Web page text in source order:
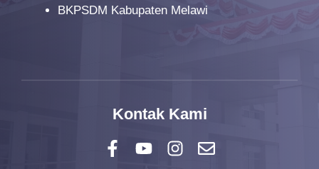
BKPSDM Kabupaten Melawi
Kontak Kami